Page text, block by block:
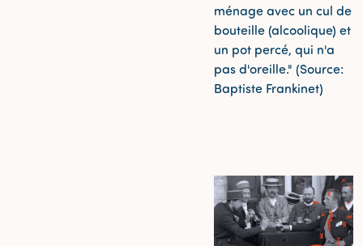
ménage avec un cul de
bouteille (alcoolique) et
un pot percé, qui n'a
pas d'oreille." (Source:
Baptiste Frankinet)